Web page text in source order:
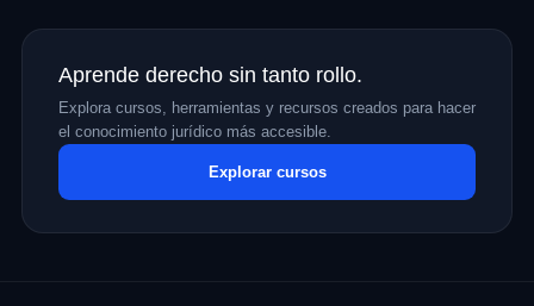
Aprende derecho sin tanto rollo.
Explora cursos, herramientas y recursos creados para hacer
el conocimiento jurídico más accesible.
Explorar cursos